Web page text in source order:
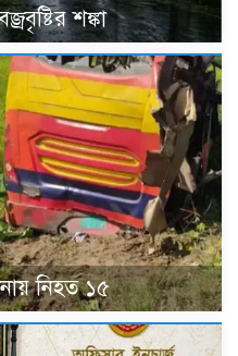
শঙ্কা
নিহত ১৫